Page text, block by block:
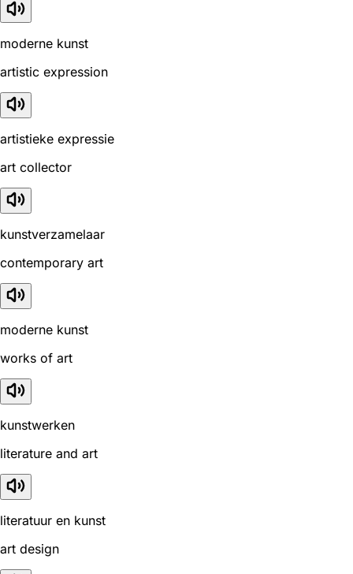
moderne kunst
artistic expression
artistieke expressie
art collector
kunstverzamelaar
contemporary art
moderne kunst
works of art
kunstwerken
literature and art
literatuur en kunst
art design